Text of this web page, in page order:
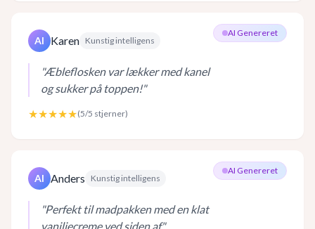
AI Genereret
AI Karen Kunstig intelligens
"Æbleflosken var lækker med kanel
og sukker på toppen!"
★★★★★(5/5 stjerner)
AI Genereret
AI Anders Kunstig intelligens
"Perfekt til madpakken med en klat
vaniljecreme ved siden af."